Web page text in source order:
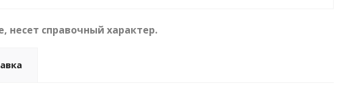
справочный характер.